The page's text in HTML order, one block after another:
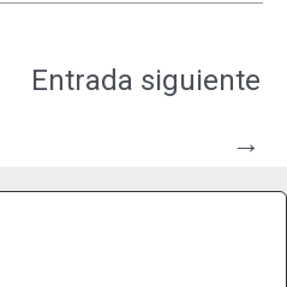
Entrada siguiente
→